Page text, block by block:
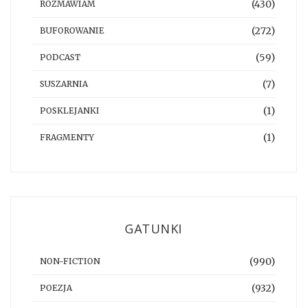
ROZMAWIAM (430)
BUFOROWANIE (272)
PODCAST (59)
SUSZARNIA (7)
POSKLEJANKI (1)
FRAGMENTY (1)
GATUNKI
NON-FICTION (990)
POEZJA (932)